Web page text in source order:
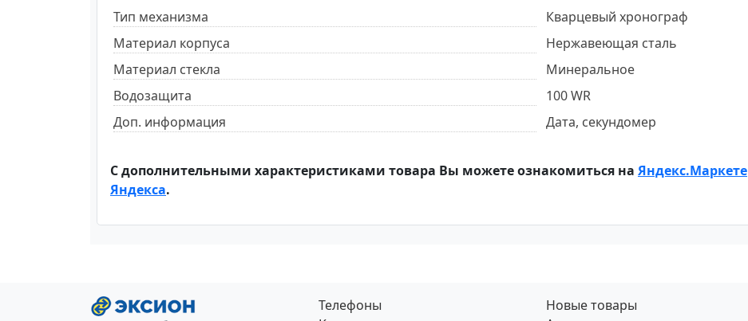
Тип механизма
Кварцевый хронограф
Материал корпуса
Нержавеющая сталь
Материал стекла
Минеральное
Водозащита
100 WR
Доп. информация
Дата, секундомер
С дополнительными характеристиками товара Вы можете ознакомиться на Яндекс.Маркете
Яндекса.
Телефоны
Новые товары